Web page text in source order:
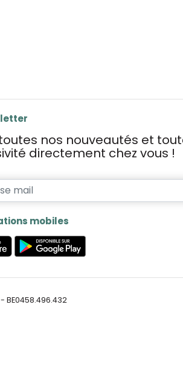
nos nouveautés et
directement chez vous !
mobiles
BE0458.496.432